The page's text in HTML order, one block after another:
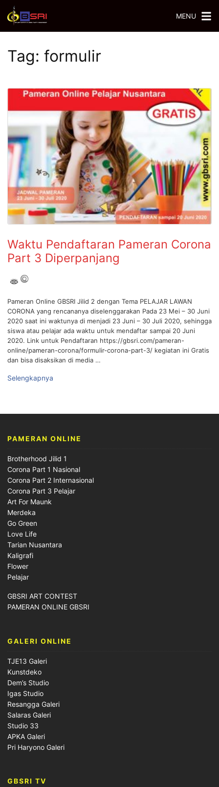
MENU
Tag: formulir
Waktu Pendaftaran Pameran Corona
Part 3 Diperpanjang
Pameran Online GBSRI Jilid 2 dengan Tema PELAJAR LAWAN
CORONA yang rencananya diselenggarakan Pada 23 Mei – 30 Juni
2020 saat ini waktunya di menjadi 23 Juni – 30 Juli 2020, sehingga
siswa atau pelajar ada waktu untuk mendaftar sampai 20 Juni
2020. Link untuk Pendaftaran https://gbsri.com/pameran-
online/pameran-corona/formulir-corona-part-3/ kegiatan ini Gratis
dan bisa disaksikan di media …
Selengkapnya
PAMERAN ONLINE
Brotherhood Jilid 1
Corona Part 1 Nasional
Corona Part 2 Internasional
Corona Part 3 Pelajar
Art For Maunk
Merdeka
Go Green
Love Life
Tarian Nusantara
Kaligrafi
Flower
Pelajar
GBSRI ART CONTEST
PAMERAN ONLINE GBSRI
GALERI ONLINE
TJE13 Galeri
Kunstdeko
Dem’s Studio
Igas Studio
Resangga Galeri
Salaras Galeri
Studio 33
APKA Galeri
Pri Haryono Galeri
GBSRI TV